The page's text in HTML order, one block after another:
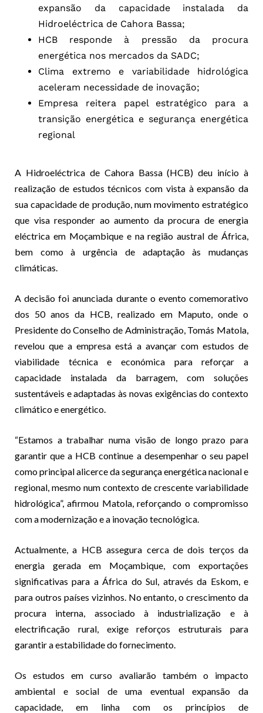
expansão da capacidade instalada da
Hidroeléctrica de Cahora Bassa;
HCB responde à pressão da procura
energética nos mercados da SADC;
Clima extremo e variabilidade hidrológica
aceleram necessidade de inovação;
Empresa reitera papel estratégico para a
transição energética e segurança energética
regional
A Hidroeléctrica de Cahora Bassa (HCB) deu início à
realização de estudos técnicos com vista à expansão da
sua capacidade de produção, num movimento estratégico
que visa responder ao aumento da procura de energia
eléctrica em Moçambique e na região austral de África,
bem como à urgência de adaptação às mudanças
climáticas.
A decisão foi anunciada durante o evento comemorativo
dos 50 anos da HCB, realizado em Maputo, onde o
Presidente do Conselho de Administração, Tomás Matola,
revelou que a empresa está a avançar com estudos de
viabilidade técnica e económica para reforçar a
capacidade instalada da barragem, com soluções
sustentáveis e adaptadas às novas exigências do contexto
climático e energético.
“Estamos a trabalhar numa visão de longo prazo para
garantir que a HCB continue a desempenhar o seu papel
como principal alicerce da segurança energética nacional e
regional, mesmo num contexto de crescente variabilidade
hidrológica”, afirmou Matola, reforçando o compromisso
com a modernização e a inovação tecnológica.
Actualmente, a HCB assegura cerca de dois terços da
energia gerada em Moçambique, com exportações
significativas para a África do Sul, através da Eskom, e
para outros países vizinhos. No entanto, o crescimento da
procura interna, associado à industrialização e à
electrificação rural, exige reforços estruturais para
garantir a estabilidade do fornecimento.
Os estudos em curso avaliarão também o impacto
ambiental e social de uma eventual expansão da
capacidade, em linha com os princípios de